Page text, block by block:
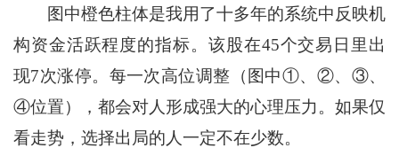
图中橙色柱体是我用了十多年的系统中反映机
构资金活跃程度的指标。该股在45个交易日里出
现7次涨停。每一次高位调整（图中①、②、③、
④位置），都会对人形成强大的心理压力。如果仅
看走势，选择出局的人一定不在少数。